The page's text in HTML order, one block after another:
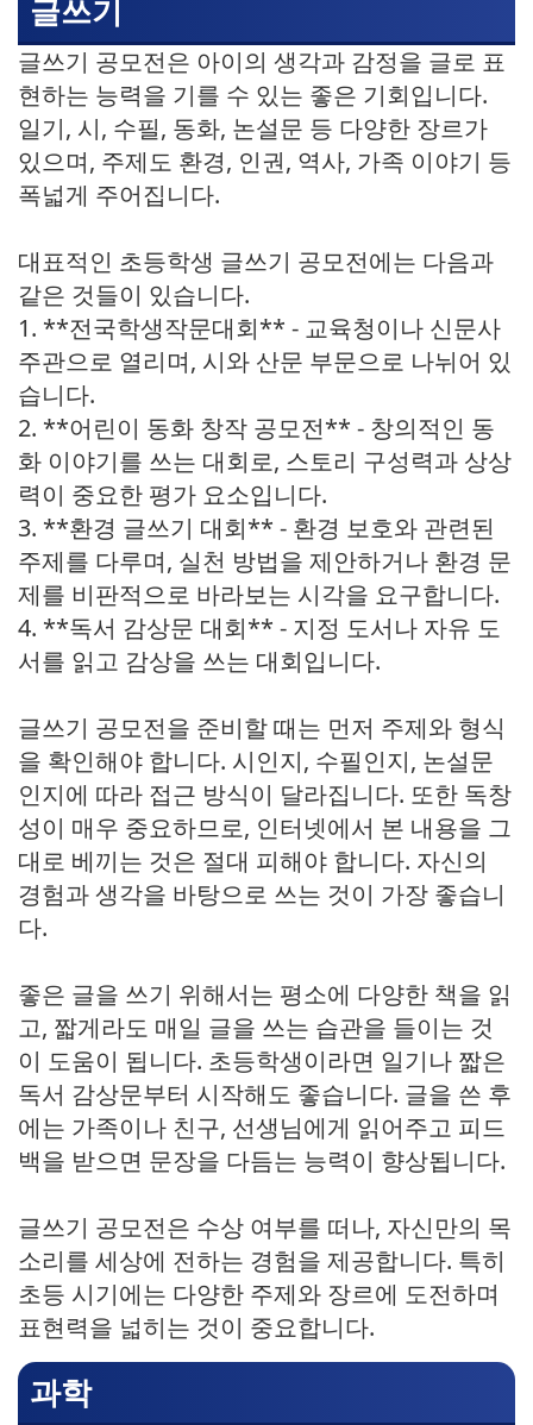
글쓰기
글쓰기 공모전은 아이의 생각과 감정을 글로 표
현하는 능력을 기를 수 있는 좋은 기회입니다.
일기, 시, 수필, 동화, 논설문 등 다양한 장르가
있으며, 주제도 환경, 인권, 역사, 가족 이야기 등
폭넓게 주어집니다.
대표적인 초등학생 글쓰기 공모전에는 다음과
같은 것들이 있습니다.
1. **전국학생작문대회** - 교육청이나 신문사
주관으로 열리며, 시와 산문 부문으로 나뉘어 있
습니다.
2. **어린이 동화 창작 공모전** - 창의적인 동
화 이야기를 쓰는 대회로, 스토리 구성력과 상상
력이 중요한 평가 요소입니다.
3. **환경 글쓰기 대회** - 환경 보호와 관련된
주제를 다루며, 실천 방법을 제안하거나 환경 문
제를 비판적으로 바라보는 시각을 요구합니다.
4. **독서 감상문 대회** - 지정 도서나 자유 도
서를 읽고 감상을 쓰는 대회입니다.
글쓰기 공모전을 준비할 때는 먼저 주제와 형식
을 확인해야 합니다. 시인지, 수필인지, 논설문
인지에 따라 접근 방식이 달라집니다. 또한 독창
성이 매우 중요하므로, 인터넷에서 본 내용을 그
대로 베끼는 것은 절대 피해야 합니다. 자신의
경험과 생각을 바탕으로 쓰는 것이 가장 좋습니
다.
좋은 글을 쓰기 위해서는 평소에 다양한 책을 읽
고, 짧게라도 매일 글을 쓰는 습관을 들이는 것
이 도움이 됩니다. 초등학생이라면 일기나 짧은
독서 감상문부터 시작해도 좋습니다. 글을 쓴 후
에는 가족이나 친구, 선생님에게 읽어주고 피드
백을 받으면 문장을 다듬는 능력이 향상됩니다.
글쓰기 공모전은 수상 여부를 떠나, 자신만의 목
소리를 세상에 전하는 경험을 제공합니다. 특히
초등 시기에는 다양한 주제와 장르에 도전하며
표현력을 넓히는 것이 중요합니다.
과학